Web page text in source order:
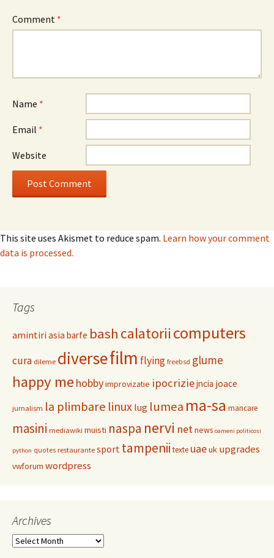
Comment *
Name *
Email *
Website
This site uses Akismet to reduce spam. Learn how your comment
data is processed.
Tags
amintiriasia barfe bash calatorii computers
cura dileme diversefilm flying freebsd glume
happy me hobbyimprovizatie ipocriziejncia joace
jurnalism la plimbare linux lug lumea ma-sa mancare
masini mediawiki muisti naspa nervi netnews oameni politicosi
python quotes restaurante sport tampenii texte uaeuk upgrades
vwforum wordpress
Archives
Archives